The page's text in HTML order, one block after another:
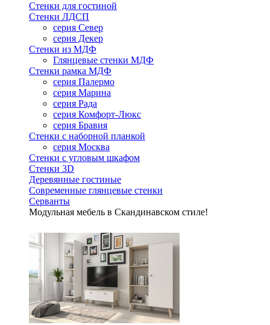
Стенки для гостиной
Стенки ЛДСП
серия Север
серия Декер
Стенки из МДФ
Глянцевые стенки МДФ
Стенки рамка МДФ
серия Палермо
серия Марина
серия Рада
серия Комфорт-Люкс
серия Бравия
Стенки с наборной планкой
серия Москва
Стенки с угловым шкафом
Стенки 3D
Деревянные гостиные
Современные глянцевые стенки
Серванты
Модульная мебель в Скандинавском стиле!